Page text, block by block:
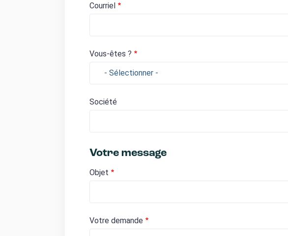
Courriel
Vous-êtes ?
Société
Outils
Votre message
Objet
Votre demande